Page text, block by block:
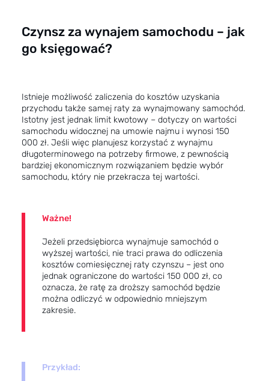
Czynsz za wynajem samochodu – jak
go księgować?
Istnieje możliwość zaliczenia do kosztów uzyskania
przychodu także samej raty za wynajmowany samochód.
Istotny jest jednak limit kwotowy – dotyczy on wartości
samochodu widocznej na umowie najmu i wynosi 150
000 zł. Jeśli więc planujesz korzystać z wynajmu
długoterminowego na potrzeby firmowe, z pewnością
bardziej ekonomicznym rozwiązaniem będzie wybór
samochodu, który nie przekracza tej wartości.
Ważne!
Jeżeli przedsiębiorca wynajmuje samochód o
wyższej wartości, nie traci prawa do odliczenia
kosztów comiesięcznej raty czynszu – jest ono
jednak ograniczone do wartości 150 000 zł, co
oznacza, że ratę za droższy samochód będzie
można odliczyć w odpowiednio mniejszym
zakresie.
Przykład: